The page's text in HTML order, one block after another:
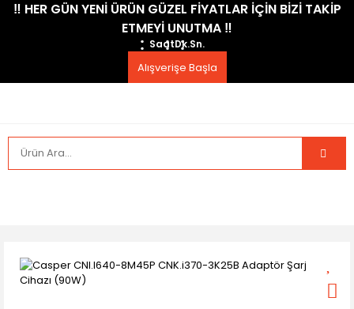
​‼️​ HER GÜN YENİ ÜRÜN GÜZEL FİYATLAR İÇİN BİZİ TAKİP
ETMEYİ UNUTMA ​‼️​
SaatDk.Sn.
Alışverişe Başla